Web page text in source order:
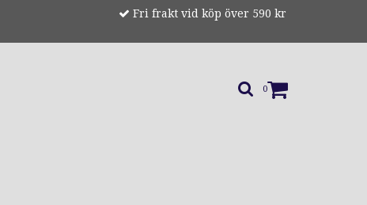
Fri frakt vid köp över 590 kr
0